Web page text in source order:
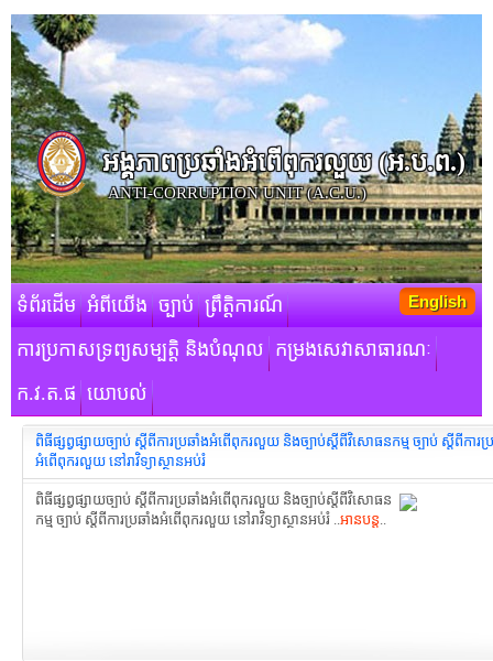
អង្គភាពប្រឆាំងអំពើពុករលួយ​ (អ.ប.ព.)
ANTI-CORRUPTION UNIT (A.C.U.)
ទំព័រដើម អំពីយើង ច្បាប់ ព្រឹត្តិការណ៍
ការប្រកាសទ្រព្យសម្បត្តិ និងបំណុល កម្រងសេវាសាធារណៈ
ក.វ.ត.ផ យោបល់
English
ពិធីផ្សព្វផ្សាយច្បាប់ ស្តីពីការប្រឆាំងអំពើពុករលួយ និងច្បាប់ស្តីពីវិសោធនកម្ម ច្បាប់ ស្តីពីការប្
អំពើពុករលួយ នៅរាវិទ្យាស្ថានអប់រំ
ពិធីផ្សព្វផ្សាយច្បាប់ ស្តីពីការប្រឆាំងអំពើពុករលួយ និងច្បាប់ស្តីពីវិសោធន
កម្ម ច្បាប់ ស្តីពីការប្រឆាំងអំពើពុករលួយ នៅរាវិទ្យាស្ថានអប់រំ ..អានបន្ត..